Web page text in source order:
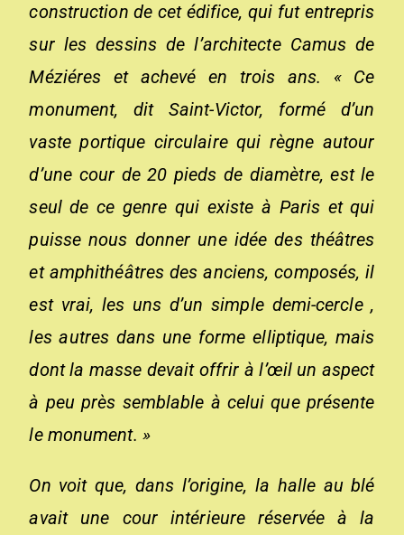
construction de cet édifice, qui fut entrepris
sur les dessins de l’architecte Camus de
Méziéres et achevé en trois ans. « Ce
monument, dit Saint-Victor, formé d’un
vaste portique circulaire qui règne autour
d’une cour de 20 pieds de diamètre, est le
seul de ce genre qui existe à Paris et qui
puisse nous donner une idée des théâtres
et amphithéâtres des anciens, composés, il
est vrai, les uns d’un simple demi-cercle ,
les autres dans une forme elliptique, mais
dont la masse devait offrir à l’œil un aspect
à peu près semblable à celui que présente
le monument. »
On voit que, dans l’origine, la halle au blé
avait une cour intérieure réservée à la